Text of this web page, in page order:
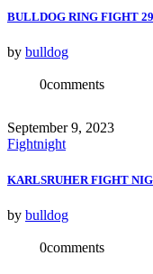
BULLDOG RING FIGHT
by bulldog
0comments
September 9, 2023
Fightnight
KARLSRUHER FIGHT
by bulldog
0comments